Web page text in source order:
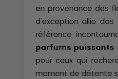
en provenance des
d'exception allie
référence
parfums puissants
pour ceux qui
moment de détente